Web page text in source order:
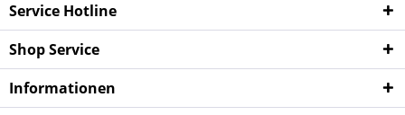
Service Hotline
Shop Service
Informationen